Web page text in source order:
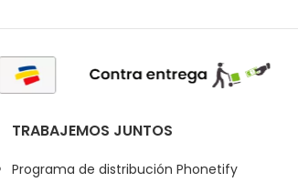
TRABAJEMOS JUNTOS
Programa de distribución Phonetify